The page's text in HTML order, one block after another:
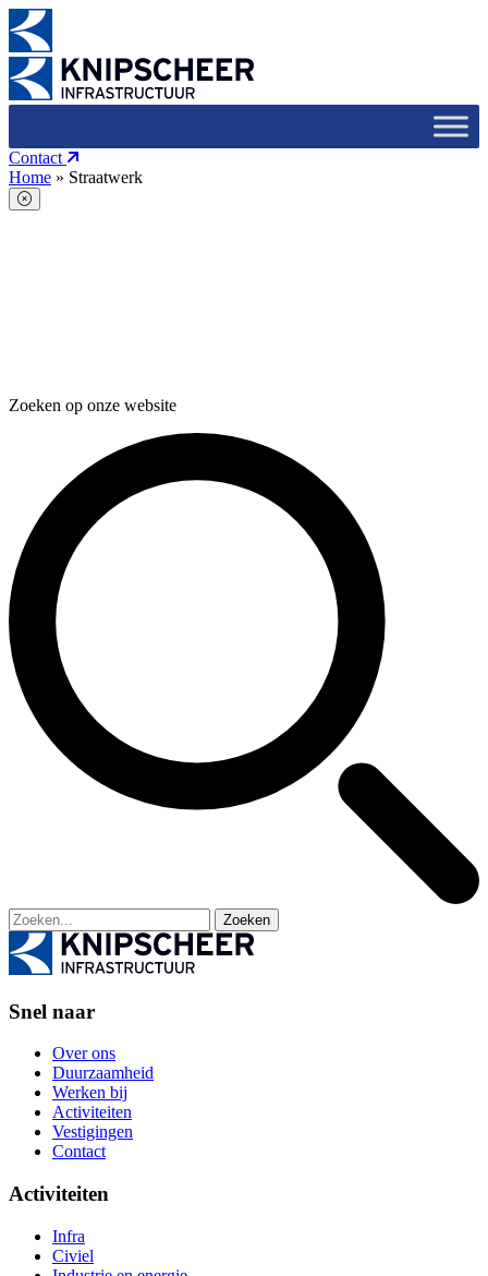
Contact
Home » Straatwerk
Zoeken op onze website
Zoeken
Snel naar
Over ons
Duurzaamheid
Werken bij
Activiteiten
Vestigingen
Contact
Activiteiten
Infra
Civiel